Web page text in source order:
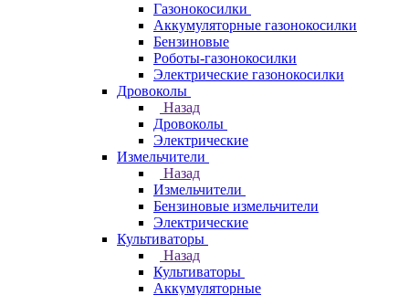
Газонокосилки
Аккумуляторные газонокосилки
Бензиновые
Роботы-газонокосилки
Электрические газонокосилки
Дровоколы
Назад
Дровоколы
Электрические
Измельчители
Назад
Измельчители
Бензиновые измельчители
Электрические
Культиваторы
Назад
Культиваторы
Аккумуляторные